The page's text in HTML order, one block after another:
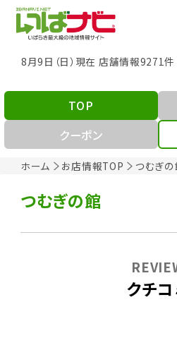
8月9日（日）現在 店舗情報9271
ホーム お店情報TOP つむぎの
TOP
クーポン
つむぎの館
クチコ